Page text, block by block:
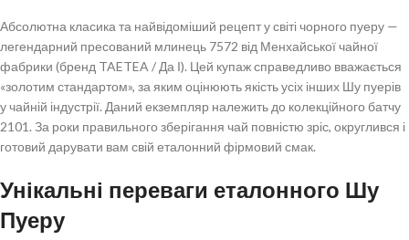
Абсолютна класика та найвідоміший рецепт у світі чорного пуеру —
легендарний пресований млинець 7572 від Менхайської чайної
фабрики (бренд TAETEA / Да І). Цей купаж справедливо вважається
«золотим стандартом», за яким оцінюють якість усіх інших Шу пуерів
у чайній індустрії. Даний екземпляр належить до колекційного батчу
2101. За роки правильного зберігання чай повністю зріс, округлився і
готовий дарувати вам свій еталонний фірмовий смак.
Унікальні переваги еталонного Шу
Пуеру